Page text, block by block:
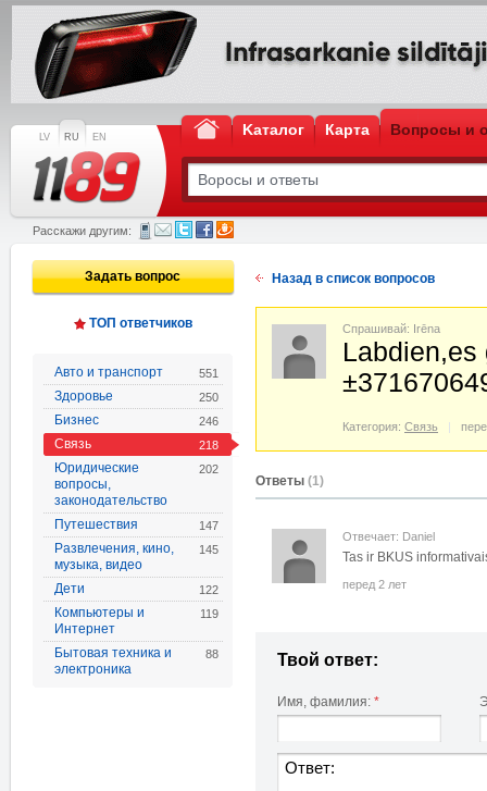
LV RU EN Kаталог Карта Вопросы и
Расскажи другим:
Задать вопрос
ТОП ответчиков
Авто и транспорт 551
Здоровье 250
Бизнес 246
Связь 218
Юридические
вопросы,
законодательство
202
Путешествия 147
Развлечения, кино,
музыка, видео
145
Дети 122
Компьютеры и
Интернет
119
Бытовая техника и
электроника
88
Назад в список вопросов
Спрашивай: Irēna
Категория: Связь
Oтветы (1)
Отвечает: Daniel
Tas ir BKUS
перед 2 лет
Твой ответ:
Имя, фамилия: *